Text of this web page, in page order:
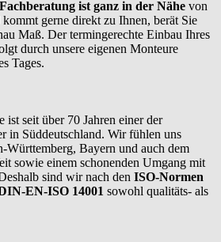
ist ganz in der Nähe von
gerne direkt zu Ihnen, berät Sie
Maß. Der termingerechte Einbau Ihres
durch unsere eigenen Monteure
Tages.
ist seit über 70 Jahren einer der
in Süddeutschland. Wir fühlen uns
Württemberg, Bayern und auch dem
sowie einem schonenden Umgang mit
sind wir nach den ISO-Normen
EN-ISO 14001 sowohl qualitäts- als